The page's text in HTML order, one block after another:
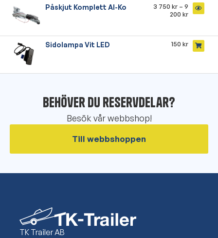
Påskjut Komplett Al-Ko 3 750kr – 9
200kr
Sidolampa Vit LED 150kr
Behöver du reservdelar?
Besök vår webbshop!
Till webbshoppen
TK Trailer AB